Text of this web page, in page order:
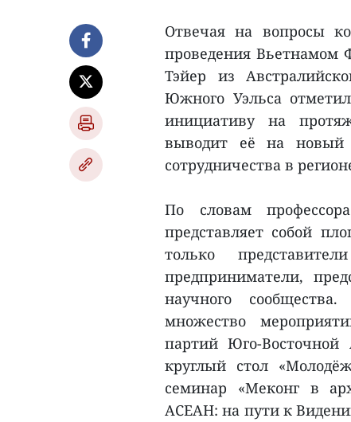
Отвечая на вопросы
проведения Вьетнамом
Тэйер из
Южного Уэльса
инициативу на
выводит её на новый
сотрудничества в
По словам
представляет собой
только
предприниматели,
научного
множество
партий Юго-
круглый стол
семинар «Меконг в
АСЕАН: на пути к